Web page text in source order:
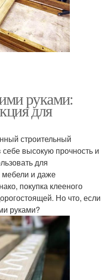
руками:
для
строительный
высокую прочность и
для
мебели и даже
покупка клееного
Но что, если
руками?